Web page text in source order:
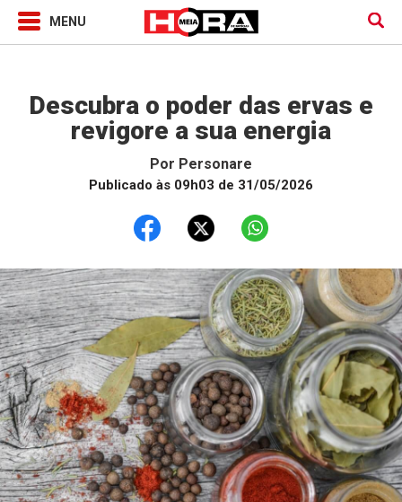
Descubra o poder das ervas e
revigore a sua energia
Por Personare
Publicado às 09h03 de 31/05/2026